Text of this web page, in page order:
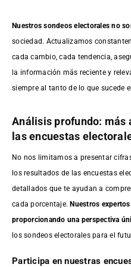
Nuestros sondeos electorales no
sociedad. Actualizamos
cada cambio, cada tendencia,
la información más reciente y
siempre al tanto de lo que sucede
Análisis profundo: más
las encuestas
No nos limitamos a presentar
los resultados de las encuestas
detallados que te ayudan a
cada porcentaje.Nuestros
proporcionando una perspectiva
los sondeos electorales para el
Participa en nuestras